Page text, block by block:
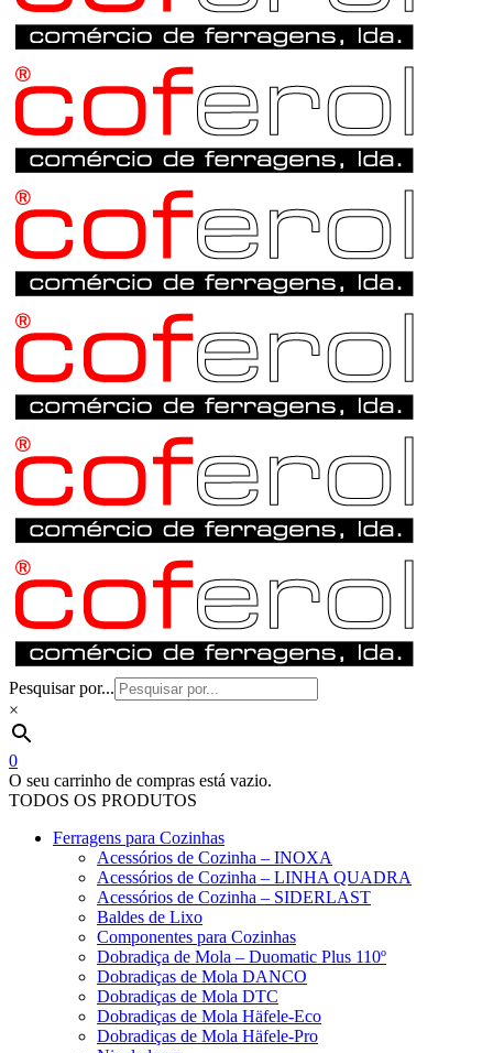
Pesquisar por...
×
0
O seu carrinho de compras está vazio.
TODOS OS PRODUTOS
Ferragens para Cozinhas
Acessórios de Cozinha – INOXA
Acessórios de Cozinha – LINHA QUADRA
Acessórios de Cozinha – SIDERLAST
Baldes de Lixo
Componentes para Cozinhas
Dobradiça de Mola – Duomatic Plus 110º
Dobradiças de Mola DANCO
Dobradiças de Mola DTC
Dobradiças de Mola Häfele-Eco
Dobradiças de Mola Häfele-Pro